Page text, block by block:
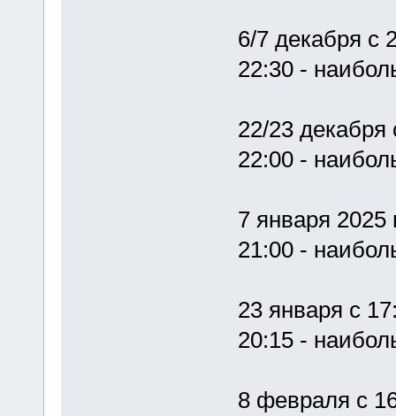
6/7 декабря с
22:30 -
22/23 декабря
22:00 -
7 января 2025
21:00 -
23 января с
20:15 -
8 февраля с